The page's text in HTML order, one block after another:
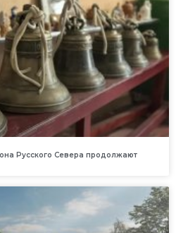
Русского Севера продолжают